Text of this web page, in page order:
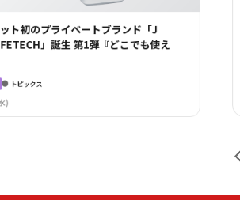
40周年対談 東横イン黒田社長×ジャパネット髙
田旭人
2026.7.13(月)